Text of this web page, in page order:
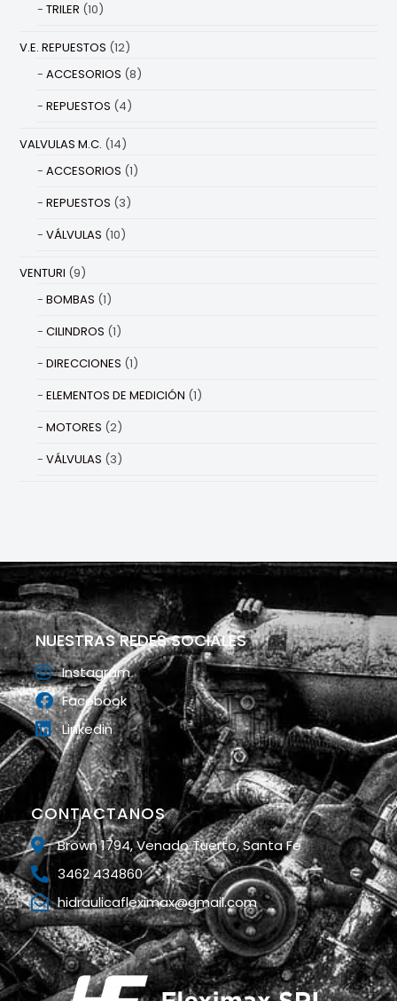
TRILER (10)
V.E. REPUESTOS (12)
ACCESORIOS (8)
REPUESTOS (4)
VALVULAS M.C. (14)
ACCESORIOS (1)
REPUESTOS (3)
VÁLVULAS (10)
VENTURI (9)
BOMBAS (1)
CILINDROS (1)
DIRECCIONES (1)
ELEMENTOS DE MEDICIÓN (1)
MOTORES (2)
VÁLVULAS (3)
CONTACTANOS
Brown 1794, Venado Tuerto, Santa Fe
3462 434860
hidraulicafleximax@gmail.com
NUESTRAS REDES SOCIALES
Instagram
Facebook
Linkedin